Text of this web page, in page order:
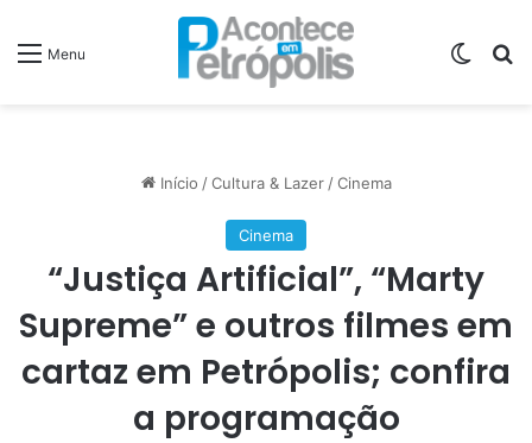
Menu
Início / Cultura & Lazer / Cinema
Cinema
“Justiça Artificial”, “Marty
Supreme” e outros filmes em
cartaz em Petrópolis; confira
a programação